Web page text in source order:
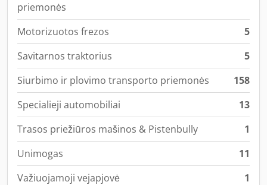
priemonės
Motorizuotos frezos
5
Savitarnos traktorius
5
Siurbimo ir plovimo transporto priemonės
158
Specialieji automobiliai
13
Trasos priežiūros mašinos & Pistenbully
1
Unimogas
11
Važiuojamoji vejapjovė
1